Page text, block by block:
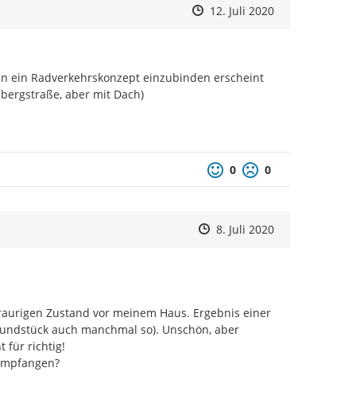
Zeitpunkt des Erstellens
Zeitpunkt des Erstellens
12. Juli 2020Zur Äußerung
ein Radverkehrskonzept einzubinden erscheint
aber mit Dach)
Positive Bewertung
0 Negative
0
Zeitpunkt des Erstellens
Zeitpunkt des Erstellens
8. Juli 2020Zur Äußerung
Zustand vor meinem Haus. Ergebnis einer
auch manchmal so). Unschön, aber
für richtig!